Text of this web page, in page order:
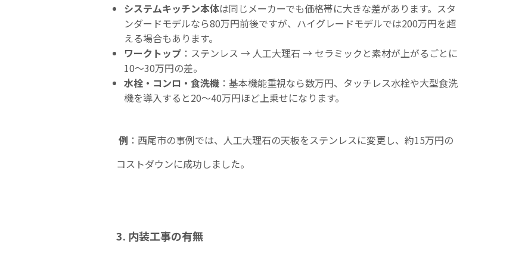
システムキッチン本体は同じメーカーでも価格帯に大きな差があります。スタ
ンダードモデルなら80万円前後ですが、ハイグレードモデルでは200万円を超
える場合もあります。
ワークトップ ：ステンレス → 人工大理石 → セラミックと素材が上がるごとに
10〜30万円の差。
水栓・コンロ・食洗機 ：基本機能重視なら数万円、タッチレス水栓や大型食洗
機を導入すると20〜40万円ほど上乗せになります。
例 ：西尾市の事例では、人工大理石の天板をステンレスに変更し、約15万円の
コストダウンに成功しました。
3. 内装工事の有無